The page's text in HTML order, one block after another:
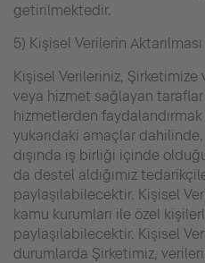
getirilmektedir.
5) Kişisel Verilerin Aktarılması
Kişisel Verileriniz, Şirketimize
veya hizmet sağlayan
hizmetlerden
yukarıdaki amaçlar
dışında iş birliği içinde
da destel aldığımız
paylaşılabilecektir. Kişisel
kamu kurumları ile özel
paylaşılabilecektir. Kişisel
durumlarda Şirketimiz,